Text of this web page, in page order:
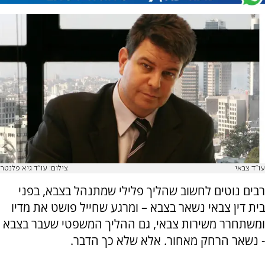
עו"ד צבאי צילום: עו"ד גיא פלנטר
רבים נוטים לחשוב שהליך פלילי שמתנהל בצבא, בפני
בית דין צבאי נשאר בצבא – ומרגע שחייל פושט את מדיו
ומשתחרר משירות צבאי, גם ההליך המשפטי שעבר בצבא
- נשאר הרחק מאחור. אלא שלא כך הדבר.